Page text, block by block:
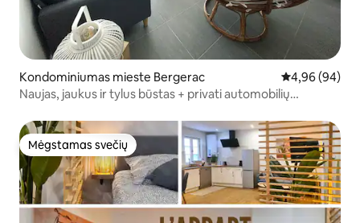
Kondominiumas mieste Bergerac Vidutinis
4,96 (94)
Naujas, jaukus ir tylus būstas + privati automobilių
Mėgstamas svečių
Mėgstamas svečių